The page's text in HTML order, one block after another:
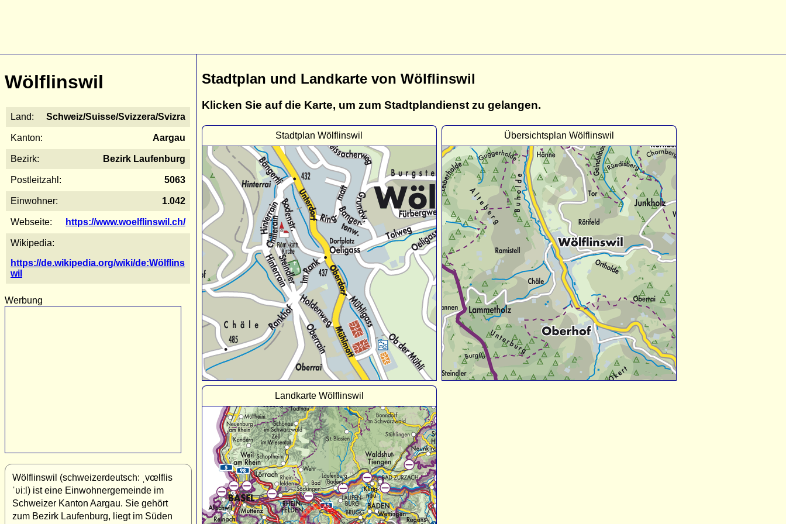
Wölflinswil
Land: Schweiz/Suisse/Svizzera/Svizra
Kanton: Aargau
Bezirk: Bezirk Laufenburg
Postleitzahl: 5063
Einwohner: 1.042
Webseite: https://www.woelflinswil.ch/
Wikipedia:
https://de.wikipedia.org/wiki/de:Wölflins
wil
Werbung
Wölflinswil (schweizerdeutsch: ˌvœlflis
ˈʋiːl) ist eine Einwohnergemeinde im
Schweizer Kanton Aargau. Sie gehört
zum Bezirk Laufenburg, liegt im Süden
Stadtplan und Landkarte von Wölflinswil
Klicken Sie auf die Karte, um zum Stadtplandienst zu gelangen.
Stadtplan Wölflinswil Übersichtsplan Wölflinswil
Landkarte Wölflinswil